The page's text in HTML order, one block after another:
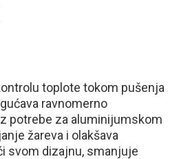
toplote tokom pušenja
ravnomerno
potrebe za aluminijumskom
žareva i olakšava
svom dizajnu, smanjuje